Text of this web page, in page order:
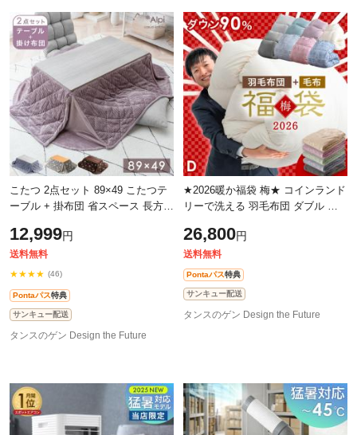
こたつ 2点セット 89×49 こたつテ
ーブル + 掛布団 省スペース 長方形
燵 火燵 掛け布団 コンパクト 一
12,999円
送料無料
★★★★ (46)
Pontaパス特典
サンキュー配送
タンスのゲン Design the Future
★2026暖か福袋 梅★ コインランド
リーで洗える 羽毛布団 ダブル 日
か立体キルト 350dp以上 国産 掛け
26,800円
送料無料
Pontaパス特典
サンキュー配送
タンスのゲン Design the Future